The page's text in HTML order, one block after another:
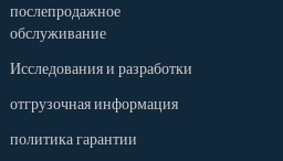
послепродажное
обслуживание
Исследования и разработки
отгрузочная информация
политика гарантии